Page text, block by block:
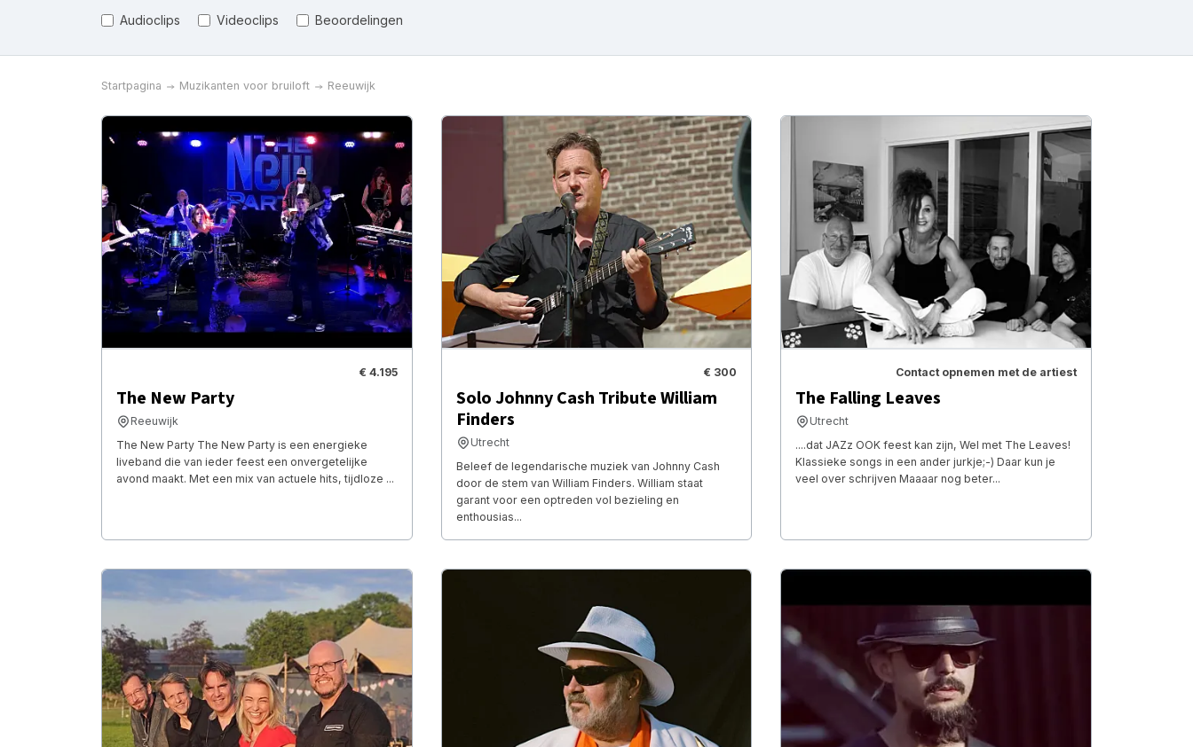
Audioclips Videoclips Beoordelingen
Startpagina Muzikanten voor bruiloft Reeuwijk
€ 4.195
The New Party
Reeuwijk
The New Party The New Party is een energieke
liveband die van ieder feest een onvergetelijke
avond maakt. Met een mix van actuele hits, tijdloze ...
€ 300
Solo Johnny Cash Tribute William
Finders
Utrecht
Beleef de legendarische muziek van Johnny Cash
door de stem van William Finders. William staat
garant voor een optreden vol bezieling en
enthousias...
Contact opnemen met de artiest
The Falling Leaves
Utrecht
....dat JAZz OOK feest kan zijn, Wel met The Leaves!
Klassieke songs in een ander jurkje;-) Daar kun je
veel over schrijven Maaaar nog beter...